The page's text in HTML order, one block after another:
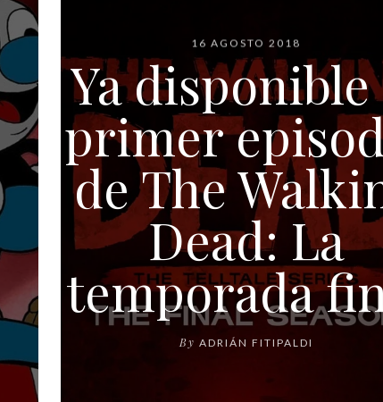
16 AGOSTO 2018
Ya
primer
de The
Dead: La
temporada
By ADRIÁN FITIPALDI